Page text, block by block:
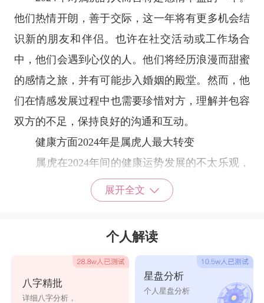
他们热情开朗，善于交际，这一年将有更多机会结
识新的朋友和伴侣。也许在社交活动或工作场合
中，他们会遇到心仪的人。他们将经历浪漫而甜蜜
的感情之旅，并有可能步入婚姻的殿堂。然而，他
们在情感发展过程中也需要珍惜对方，理解并包容
双方的不足，保持良好的沟通和互动。
健康方面2024年是属虎人最大转变
属虎在2024年间的健康运势发展的不太乐观，
主要是由于火金旺盛而造成的，加上受到了“大
耗”、“伤官”等凶星，表现的雪上加霜，容易被灾
位置的保护。凶星“伤官”大多以伤害为主，有时会
对自己造成伤害，因为性格的偏激会感觉在无意间
受到了伤害，需要稳定住情绪。
展开全文
个人解读
八字精批
详细八字分析，
星盘分析
个人星盘分析